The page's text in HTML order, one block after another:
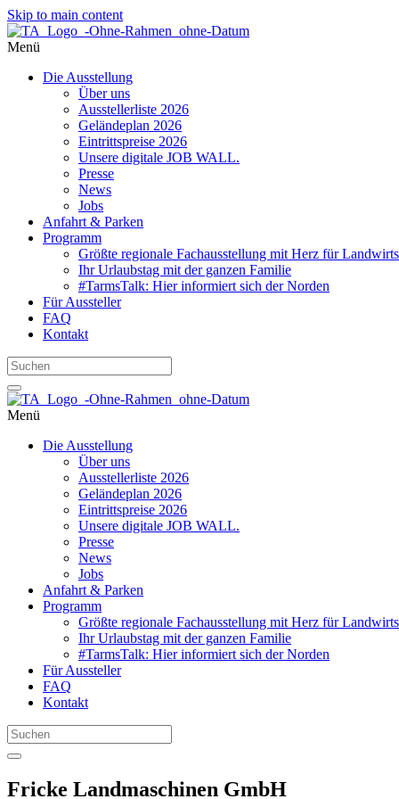
Skip to main content
Menü
Die Ausstellung
Über uns
Ausstellerliste 2026
Geländeplan 2026
Eintrittspreise 2026
Unsere digitale JOB WALL.
Presse
News
Jobs
Anfahrt & Parken
Programm
Größte regionale Fachausstellung mit Herz für
Ihr Urlaubstag mit der ganzen Familie
#TarmsTalk: Hier informiert sich der Norden
Für Aussteller
FAQ
Kontakt
Menü
Die Ausstellung
Über uns
Ausstellerliste 2026
Geländeplan 2026
Eintrittspreise 2026
Unsere digitale JOB WALL.
Presse
News
Jobs
Anfahrt & Parken
Programm
Größte regionale Fachausstellung mit Herz für
Ihr Urlaubstag mit der ganzen Familie
#TarmsTalk: Hier informiert sich der Norden
Für Aussteller
FAQ
Kontakt
Fricke Landmaschinen GmbH